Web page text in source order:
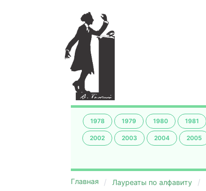
1978 1979 1980 1981
2002 2003 2004 2005
Главная Лауреаты по алфавиту